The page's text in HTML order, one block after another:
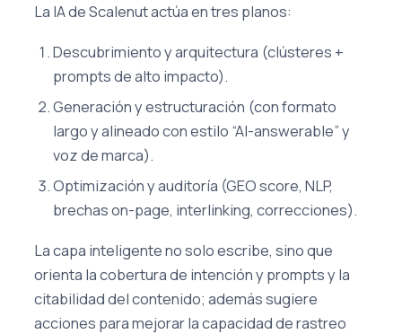
La IA de Scalenut actúa en tres planos:
Descubrimiento y arquitectura (clústeres +
prompts de alto impacto).
Generación y estructuración (con formato
largo y alineado con estilo “AI-answerable” y
voz de marca).
Optimización y auditoría (GEO score, NLP,
brechas on-page, interlinking, correcciones).
La capa inteligente no solo escribe, sino que
orienta la cobertura de intención y prompts y la
citabilidad del contenido; además sugiere
acciones para mejorar la capacidad de rastreo